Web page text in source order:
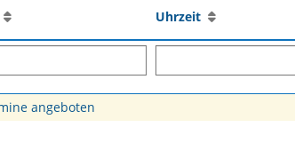
Uhrzeit
angeboten